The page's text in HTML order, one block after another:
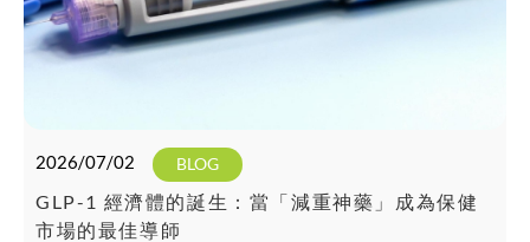
2026/07/02 BLOG
GLP-1 經濟體的誕生：當「減重神藥」成為保健
市場的最佳導師